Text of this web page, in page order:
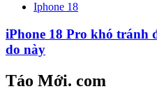
Iphone 18
iPhone 18 Pro khó tránh
do này
Táo Mới. com